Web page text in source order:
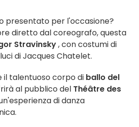
presentato per l'occasione?
diretto dal coreografo, questa
Stravinsky, con costumi di
di Jacques Chatelet.
il talentuoso corpo di ballo del
al pubblico del Théâtre des
di danza